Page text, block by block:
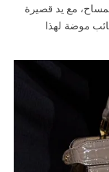
مع يد قصيرة
موضة لهذا